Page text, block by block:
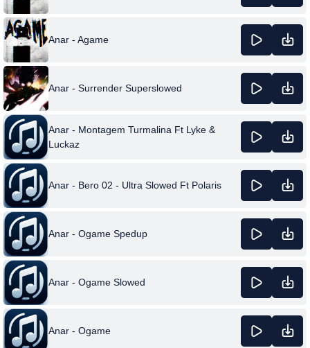
Anar - Agame
Anar - Surrender Superslowed
Anar - Montagem Turmalina Ft Lyke &
Luckaz
Anar - Bero 02 - Ultra Slowed Ft Polaris
Anar - Ogame Spedup
Anar - Ogame Slowed
Anar - Ogame